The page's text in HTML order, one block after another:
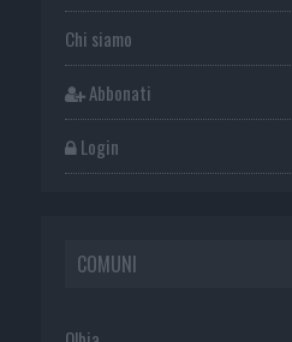
Chi siamo
Abbonati
Login
COMUNI